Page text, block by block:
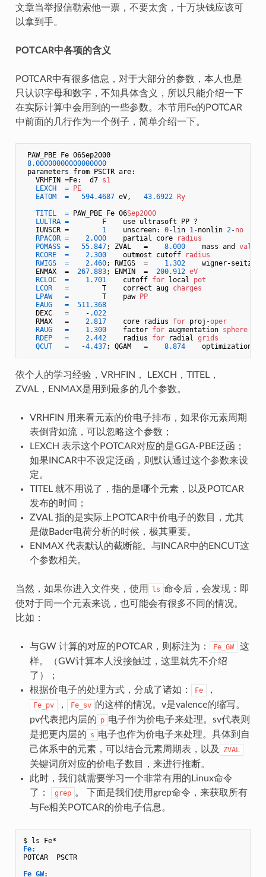
文章当举报信勒索他一票，不要太贪，十万块钱应该可
以拿到手。
POTCAR中各项的含义
POTCAR中有很多信息，对于大部分的参数，本人也是
只认识字母和数字，不知具体含义，所以只能介绍一下
在实际计算中会用到的一些参数。本节用Fe的POTCAR
中前面的几行作为一个例子，简单介绍一下。
PAW_PBE Fe 06Sep2000
8.00000000000000000
parameters from PSCTR are:
   VRHFIN =Fe:  d7
s1
LEXCH
= PE
EATOM
= 594.4687 eV, 43.6922 Ry
TITEL
= PAW_PBE Fe 06Sep2000
LULTRA =
        F    use ultrasoft PP ?
   IUNSCR =
1
    unscreen:
0-lin 1-nonlin 2-no
RPACOR = 2.000
    partial core
radius
POMASS = 55.847; ZVAL   = 8.000
    mass and
valenz
RCORE
= 2.300
    outmost cutoff
radius
RWIGS
= 2.460; RWIGS  = 1.302
    wigner-seitz
   ENMAX  =
267.883; ENMIN  = 200.912 eV
RCLOC
= 1.701
    cutoff
for local pot
LCOR
=
        T    correct aug
charges
LPAW
=
        T    paw
PP
EAUG
=
511.368
   DEXC   =    -
.022
   RMAX   =
2.817
    core radius
for proj-oper
RAUG
= 1.300
    factor
for augmentation sphere
RDEP
= 2.442
    radius
for radial grids
QCUT
=
   -
4.437; QGAM   = 8.874
依个人的学习经验，VRHFIN， LEXCH，TITEL，
ZVAL，ENMAX是用到最多的几个参数。
VRHFIN 用来看元素的价电子排布，如果你元素周期
表倒背如流，可以忽略这个参数；
LEXCH 表示这个POTCAR对应的是GGA-PBE泛函；
如果INCAR中不设定泛函，则默认通过这个参数来设
定。
TITEL 就不用说了，指的是哪个元素，以及POTCAR
发布的时间；
ZVAL 指的是实际上POTCAR中价电子的数目，尤其
是做Bader电荷分析的时候，极其重要。
ENMAX 代表默认的截断能。与INCAR中的ENCUT这
个参数相关。
当然，如果你进入文件夹，使用 ls 命令后，会发现：即
使对于同一个元素来说，也可能会有很多不同的情况。
比如：
与GW 计算的对应的POTCAR，则标注为： Fe_GW
这
样。（GW计算本人没接触过，这里就先不介绍
了）；
根据价电子的处理方式，分成了诸如：
Fe ，
Fe_pv ， Fe_sv 的这样的情况。v是valence的缩写。
pv代表把内层的 p 电子作为价电子来处理。sv代表则
是把更内层的 s 电子也作为价电子来处理。具体到自
己体系中的元素，可以结合元素周期表，以及
ZVAL
关键词所对应的价电子数目，来进行推断。
此时，我们就需要学习一个非常有用的Linux命令
了：
grep 。 下面是我们使用grep命令，来获取所有
与Fe相关POTCAR的价电子信息。
Fe:
POTCAR  PSCTR
Fe_GW: